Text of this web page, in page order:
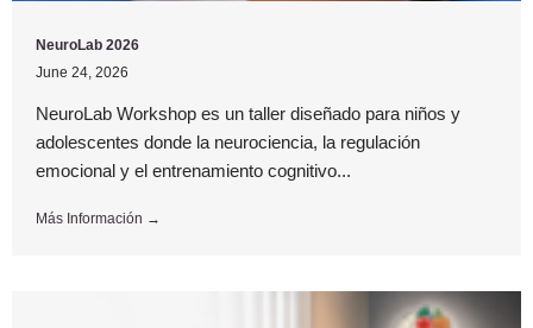
NeuroLab 2026
June 24, 2026
NeuroLab Workshop es un taller diseñado para niños y
adolescentes donde la neurociencia, la regulación
emocional y el entrenamiento cognitivo...
Más Información →